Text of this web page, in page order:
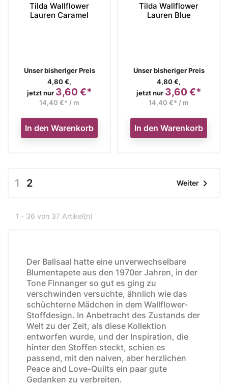
Tilda Wallflower
Lauren Caramel
Verkaufspreis
Unser bisheriger Preis
4,80 €,
jetzt nur Preis
3,60 €*
14,40 €* / m
In den Warenkorb
Tilda Wallflower
Lauren Blue
Verkaufspreis
Unser bisheriger Preis
4,80 €,
jetzt nur Preis
3,60 €*
14,40 €* / m
In den Warenkorb
1 2 Weiter 
1 - 36 von 37 Artikel(n)
Der Ballsaal hatte eine unverwechselbare
Blumentapete aus den 1970er Jahren, in der
Tone Finnanger so gut es ging zu
verschwinden versuchte, ähnlich wie das
schüchterne Mädchen in dem Wallflower-
Stoffdesign. In Anbetracht des Zustands der
Welt zu der Zeit, als diese Kollektion
entworfen wurde, und der Inspiration, die
hinter den Stoffen steckt, schien es
passend, mit den naiven, aber herzlichen
Peace and Love-Quilts ein paar gute
Gedanken zu verbreiten.